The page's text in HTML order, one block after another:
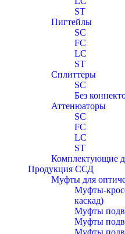
ST
Пигтейлы
SC
FC
LC
ST
Сплиттеры
SC
Без
Аттенюаторы
SC
FC
LC
ST
Комплектующие
Продукция ССД
Муфты для
Муфты-
каскад)
Муфты
Муфты
Муфты